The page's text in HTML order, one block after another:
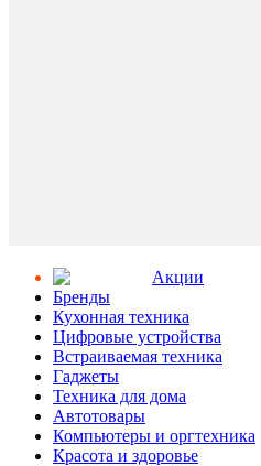
Aкции
Бренды
Кухонная техника
Цифровые устройства
Встраиваемая техника
Гаджеты
Техника для дома
Автотовары
Компьютеры и оргтехника
Красота и здоровье